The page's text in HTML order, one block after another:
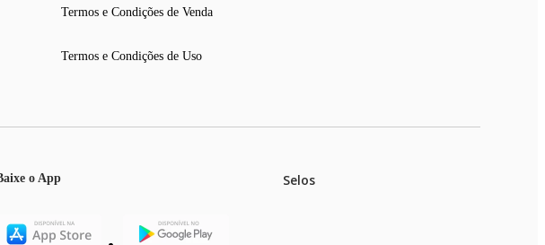
Termos e Condições de Venda
Termos e Condições de Uso
o App Selos